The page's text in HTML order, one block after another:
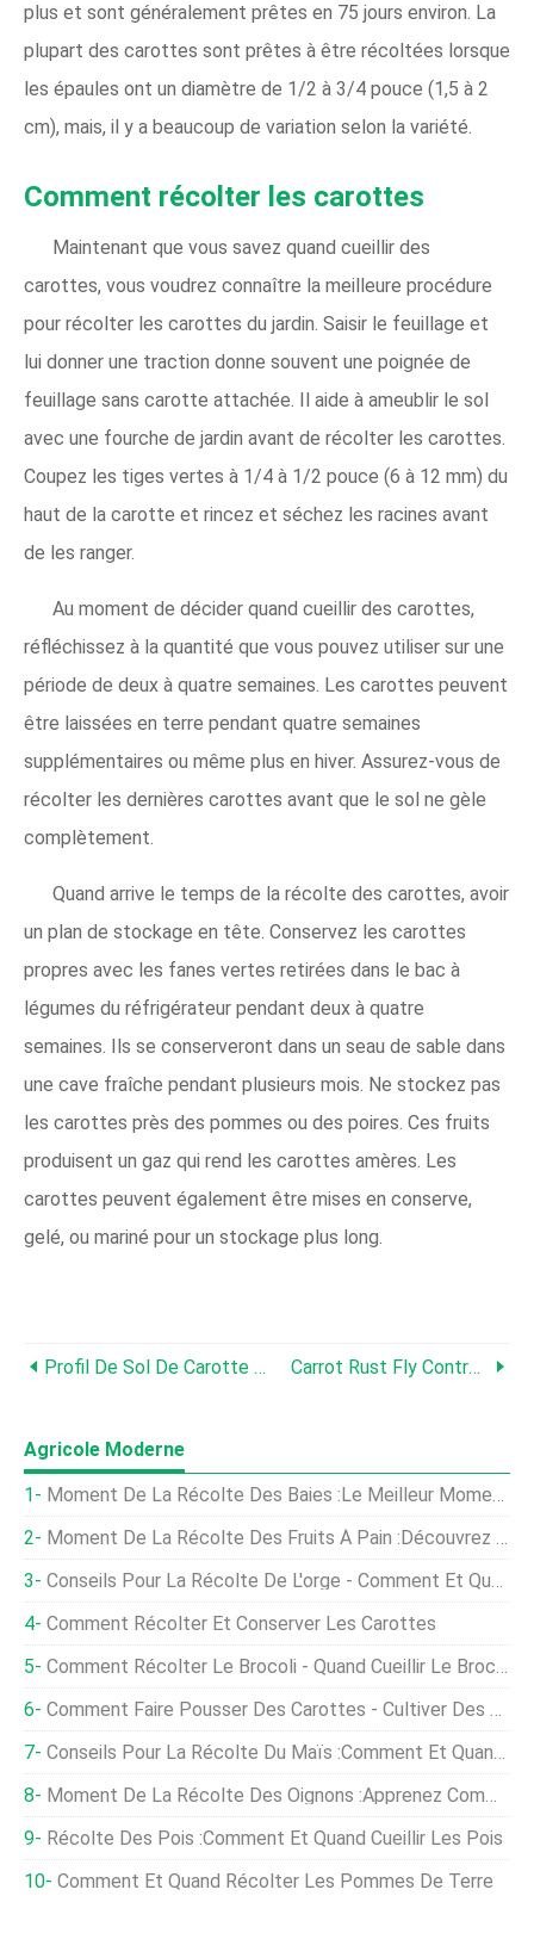
plus et sont généralement prêtes en 75 jours environ. La
plupart des carottes sont prêtes à être récoltées lorsque
les épaules ont un diamètre de 1/2 à 3/4 pouce (1,5 à 2
cm), mais, il y a beaucoup de variation selon la variété.
Comment récolter les carottes
Maintenant que vous savez quand cueillir des
carottes, vous voudrez connaître la meilleure procédure
pour récolter les carottes du jardin. Saisir le feuillage et
lui donner une traction donne souvent une poignée de
feuillage sans carotte attachée. Il aide à ameublir le sol
avec une fourche de jardin avant de récolter les carottes.
Coupez les tiges vertes à 1/4 à 1/2 pouce (6 à 12 mm) du
haut de la carotte et rincez et séchez les racines avant
de les ranger.
Au moment de décider quand cueillir des carottes,
réfléchissez à la quantité que vous pouvez utiliser sur une
période de deux à quatre semaines. Les carottes peuvent
être laissées en terre pendant quatre semaines
supplémentaires ou même plus en hiver. Assurez-vous de
récolter les dernières carottes avant que le sol ne gèle
complètement.
Quand arrive le temps de la récolte des carottes, avoir
un plan de stockage en tête. Conservez les carottes
propres avec les fanes vertes retirées dans le bac à
légumes du réfrigérateur pendant deux à quatre
semaines. Ils se conserveront dans un seau de sable dans
une cave fraîche pendant plusieurs mois. Ne stockez pas
les carottes près des pommes ou des poires. Ces fruits
produisent un gaz qui rend les carottes amères. Les
carottes peuvent également être mises en conserve,
gelé, ou mariné pour un stockage plus long.
Profil De Sol De Carotte :comment Réparer Votre Sol Pour Faire Pousser Des Carottes Plus Saines Carrot Rust Fly Control :Conseils Pour Contrôler Les Asticots De Rust Fly
Agricole Moderne
Moment De La Récolte Des Baies :le Meilleur Moment Pour Cueillir Des Baies Dans Le Jardin
Moment De La Récolte Des Fruits À Pain :découvrez Quand Et Comment Récolter Les Fruits À Pain
Conseils Pour La Récolte De L'orge - Comment Et Quand Récolter L'orge
Comment Récolter Et Conserver Les Carottes
Comment Récolter Le Brocoli - Quand Cueillir Le Brocoli
Comment Faire Pousser Des Carottes - Cultiver Des Carottes Dans Le Jardin
Conseils Pour La Récolte Du Maïs :comment Et Quand Cueillir Le Maïs
Moment De La Récolte Des Oignons :Apprenez Comment Et Quand Récolter Les Oignons
Récolte Des Pois :comment Et Quand Cueillir Les Pois
Comment Et Quand Récolter Les Pommes De Terre